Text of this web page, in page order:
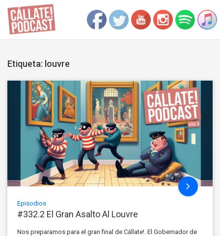
Etiqueta: louvre
Episodios
#332.2 El Gran Asalto Al Louvre
Nos preparamos para el gran final de Cállate!. El Gobernador de